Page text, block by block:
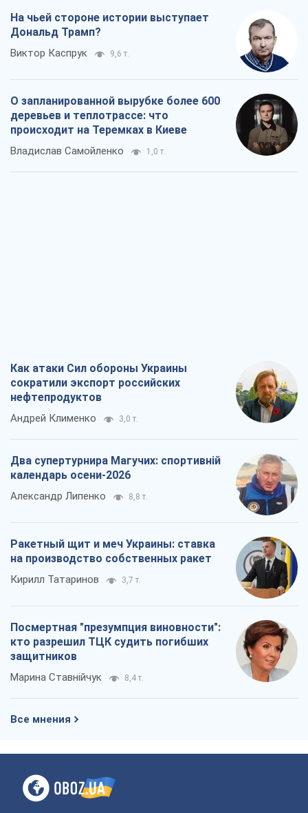
На чьей стороне истории выступает
Дональд Трамп?
Виктор Каспрук 9,6 т.
О запланированной вырубке более 600
деревьев и теплотрассе: что
происходит на Теремках в Киеве
Владислав Самойленко 1,0 т.
Как атаки Сил обороны Украины
сократили экспорт российских
нефтепродуктов
Андрей Клименко 3,0 т.
Два супертурнира Магучих: спортивній
календарь осени-2026
Александр Липенко 8,8 т.
Ракетный щит и меч Украины: ставка
на производство собственных ракет
Кирилл Татаринов 3,7 т.
Посмертная "презумпция виновности":
кто разрешил ТЦК судить погибших
защитников
Марина Ставнійчук 8,4 т.
Все мнения